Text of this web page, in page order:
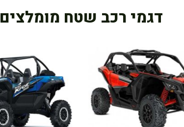
דגמי רכב שטח מומלצים